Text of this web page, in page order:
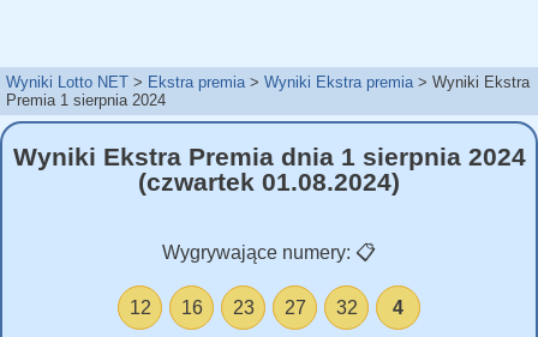
Wyniki Lotto NET Ekstra premia Wyniki Ekstra premia
Wyniki Ekstra
Premia 1 sierpnia 2024
Wyniki Ekstra Premia dnia 1 sierpnia 2024
(czwartek 01.08.2024)
Wygrywające numery: 📋
12 16 23 27 32 4